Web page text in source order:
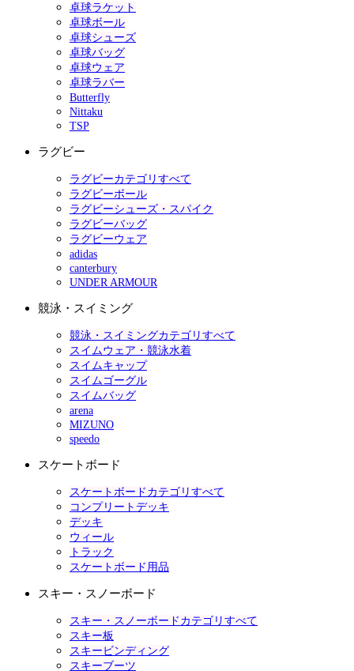
卓球ラケット
卓球ボール
卓球シューズ
卓球バッグ
卓球ウェア
卓球ラバー
Butterfly
Nittaku
TSP
ラグビー
ラグビーカテゴリすべて
ラグビーボール
ラグビーシューズ・スパイク
ラグビーバッグ
ラグビーウェア
adidas
canterbury
UNDER ARMOUR
競泳・スイミング
競泳・スイミングカテゴリすべて
スイムウェア・競泳水着
スイムキャップ
スイムゴーグル
スイムバッグ
arena
MIZUNO
speedo
スケートボード
スケートボードカテゴリすべて
コンプリートデッキ
デッキ
ウィール
トラック
スケートボード用品
スキー・スノーボード
スキー・スノーボードカテゴリすべて
スキー板
スキービンディング
スキーブーツ